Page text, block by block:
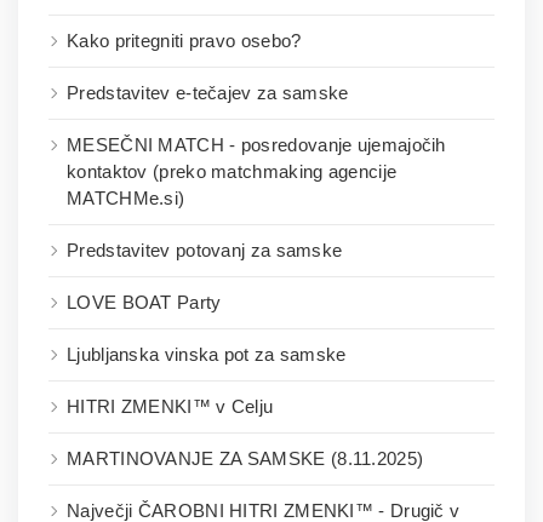
Kako pritegniti pravo osebo?
Predstavitev e-tečajev za samske
MESEČNI MATCH - posredovanje ujemajočih
kontaktov (preko matchmaking agencije
MATCHMe.si)
Predstavitev potovanj za samske
LOVE BOAT Party
Ljubljanska vinska pot za samske
HITRI ZMENKI™ v Celju
MARTINOVANJE ZA SAMSKE (8.11.2025)
Največji ČAROBNI HITRI ZMENKI™ - Drugič v